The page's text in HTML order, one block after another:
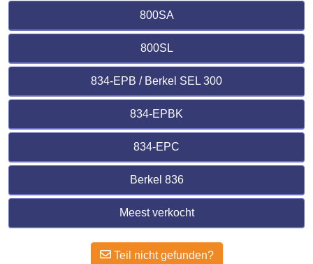
800SA
800SL
834-EPB / Berkel SEL 300
834-EPBK
834-EPC
Berkel 836
Meest verkocht
Teil nicht gefunden?